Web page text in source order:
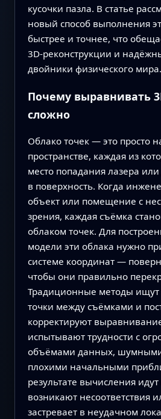
кусочки пазла. В статье
новый способ выполнения
быстрее и точнее, что
3D‑реконструкции и
двойники физического мира.
Почему выравнивать
сложно
Облако точек — это просто
пространстве, каждая из
место попадания лазера
в поверхность. Когда
объект или помещение с
зрения, каждая съёмка
облаком точек. Для
модели эти облака нужно
системе координат —
чтобы они правильно
Традиционные методы ищут
точки между съёмками и
корректируют
испытывают трудности с
объёмами данных,
плохими начальными
результате вычисления
возникают несоответствия
застревает в неудачном